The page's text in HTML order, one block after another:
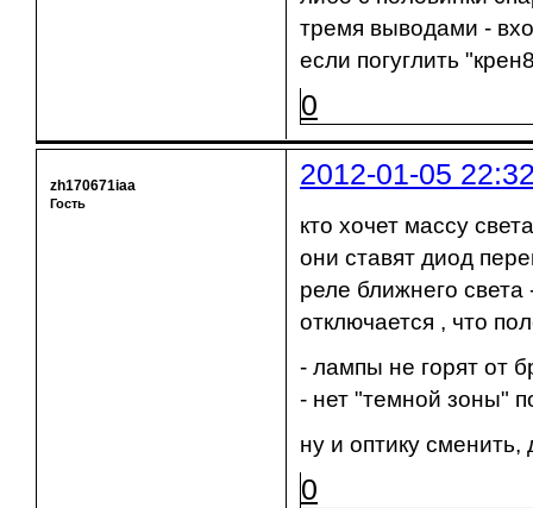
тремя выводами -
если погуглить
0
2012-01-05
zh170671iaa
Гость
кто хочет массу
они ставят диод
реле ближнего
отключается , что
- лампы не горят от
- нет "темной зоны"
ну и оптику
0